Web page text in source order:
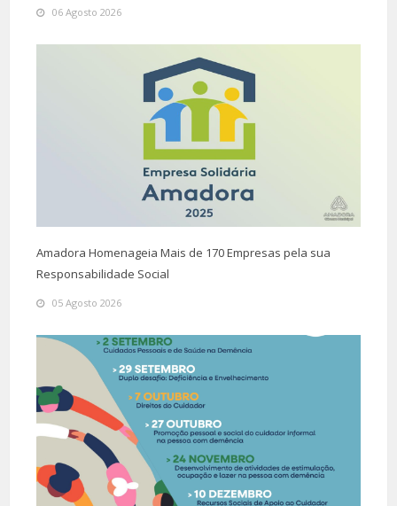
06 Agosto 2026
Amadora Homenageia Mais de 170 Empresas pela sua
Responsabilidade Social
05 Agosto 2026